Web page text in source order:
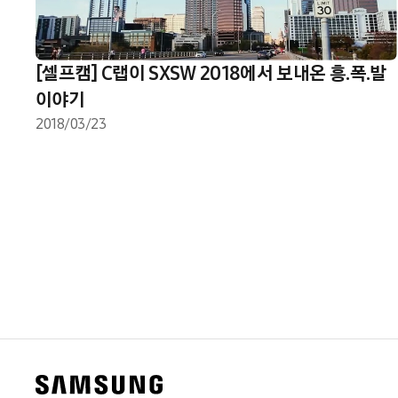
[셀프캠] C랩이 SXSW 2018에서 보내온 흥.폭.발
이야기
2018/03/23